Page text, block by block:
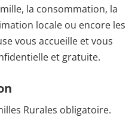
la consommation, la
locale ou encore les
vous accueille et vous
et gratuite.
Rurales obligatoire.